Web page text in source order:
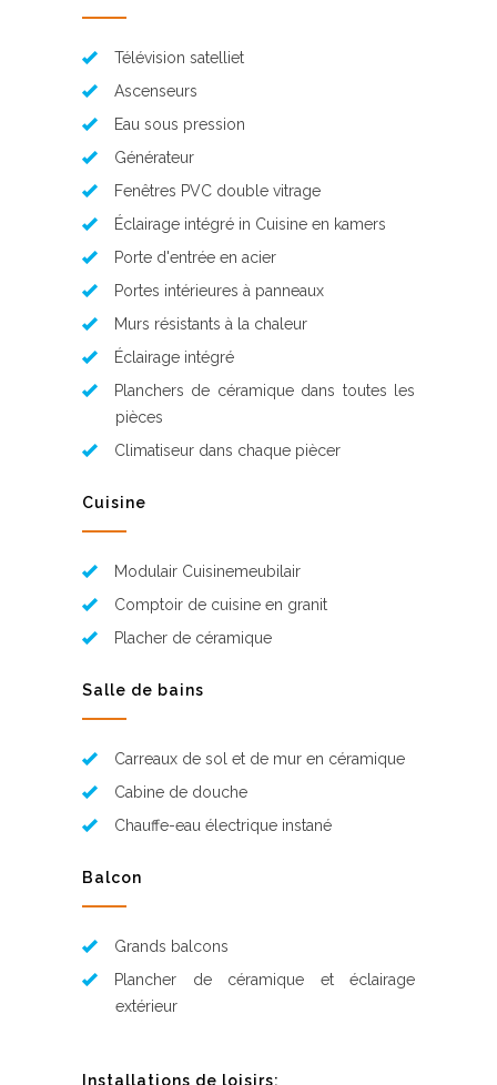
Télévision satelliet
Ascenseurs
Eau sous pression
Générateur
Fenêtres PVC double vitrage
Éclairage intégré in Cuisine en kamers
Porte d'entrée en acier
Portes intérieures à panneaux
Murs résistants à la chaleur
Éclairage intégré
Planchers de céramique dans toutes les
pièces
Climatiseur dans chaque piècer
Cuisine
Modulair Cuisinemeubilair
Comptoir de cuisine en granit
Placher de céramique
Salle de bains
Carreaux de sol et de mur en céramique
Cabine de douche
Chauffe-eau électrique instané
Balcon
Grands balcons
Plancher de céramique et éclairage
extérieur
Installations de loisirs: